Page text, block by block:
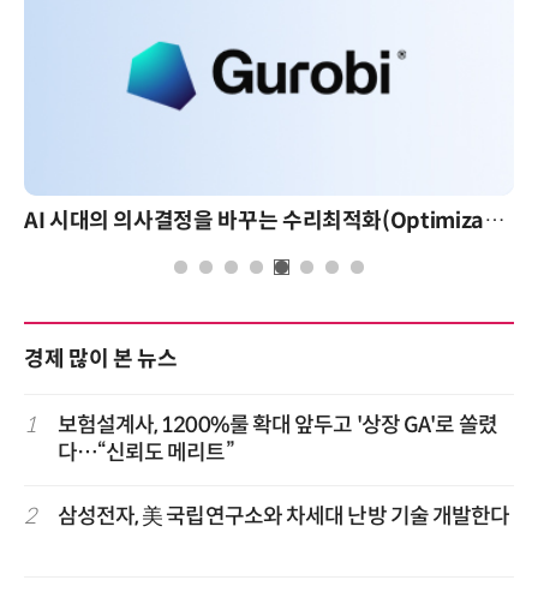
AI 시대의 의사결정을 바꾸는 수리최적화(Optimization): 실제 산업 적용 사례와 활용 전략
경제 많이 본 뉴스
1
보험설계사, 1200%룰 확대 앞두고 '상장 GA'로 쏠렸
다…“신뢰도 메리트”
2 삼성전자, 美 국립연구소와 차세대 난방 기술 개발한다